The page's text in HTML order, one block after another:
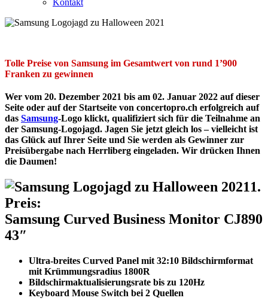
Kontakt
Tolle Preise von Samsung im Gesamtwert von rund 1’900
Franken zu gewinnen
Wer vom 20. Dezember 2021 bis am 02. Januar 2022 auf dieser
Seite oder auf der Startseite von concertopro.ch erfolgreich auf
das Samsung-Logo klickt, qualifiziert sich für die Teilnahme an
der Samsung-Logojagd. Jagen Sie jetzt gleich los – vielleicht ist
das Glück auf Ihrer Seite und Sie werden als Gewinner zur
Preisübergabe nach Herrliberg eingeladen. Wir drücken Ihnen
die Daumen!
1.
Preis:
Samsung Curved Business Monitor CJ890
43″
Ultra-breites Curved Panel mit 32:10 Bildschirmformat
mit Krümmungsradius 1800R
Bildschirmaktualisierungsrate bis zu 120Hz
Keyboard Mouse Switch bei 2 Quellen